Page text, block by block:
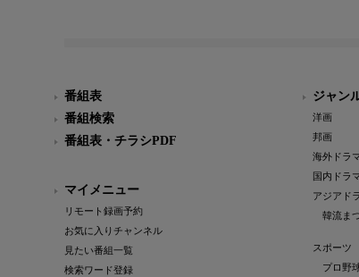
番組表
番組検索
番組表・チラシPDF
マイメニュー
リモート録画予約
お気に入りチャンネル
見たい番組一覧
検索ワード登録
ジャン
洋画
邦画
海外ドラ
国内ドラ
アジアド
韓流まつ
スポーツ
プロ野